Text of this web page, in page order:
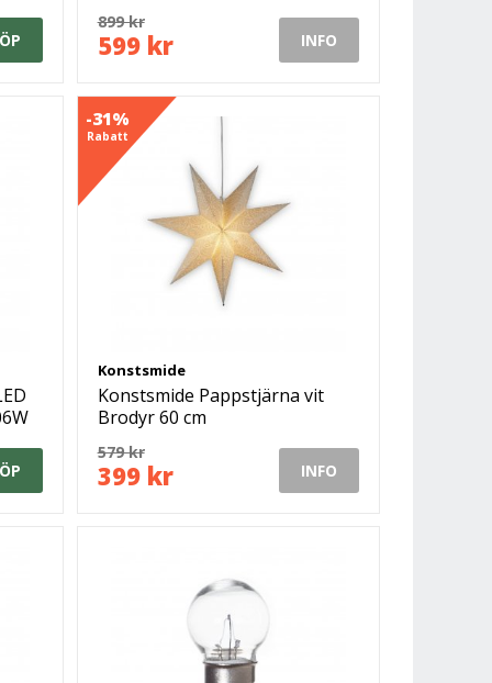
899 kr
599 kr INFO
-31%
Rabatt
Konstsmide
Konstsmide Pappstjärna vit
Brodyr 60 cm
579 kr
399 kr INFO